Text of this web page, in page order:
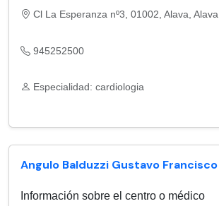
Cl La Esperanza nº3, 01002, Alava, Alava
945252500
Especialidad: cardiologia
Angulo Balduzzi Gustavo Francisco
Información sobre el centro o médico